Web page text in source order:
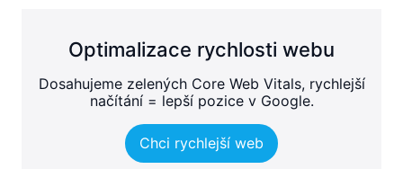
Optimalizace rychlosti webu
Dosahujeme zelených Core Web Vitals, rychlejší
načítání = lepší pozice v Google.
Chci rychlejší web